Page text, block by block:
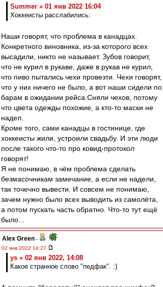
Summer » 01 янв 2022 16:04
Хоккеисты расслабились:
Наши говорят, что проблема в канадцах.
Конкретного виновника, из-за которого всех
высадили, никто не называет. Зубов говорит,
что не курил в рукаве, даже в рукав не курил,
что пиво пытались чехи провезти. Чехи говорят,
что у них ничего не было, а вот наши сидели по
барам в ожидании рейса.Сняли чехов, потому
что цвета одежды похожие, а кто-то маски не
надел.
Кроме того, сами канадцы в гостинице, где
хоккеисты жили, устроили свадьбу. И эти люди
после такого что-то про ковид-протокол
говорят!
Я не понимаю, в чём проблема сделать
безмасочникам замечание, а если не надели,
так точечно вывести. И совсем не понимаю,
зачем нужно было всех выводить из самолёта,
а потом пускать часть обратно. Что-то тут ещё
было...
Alex Green -
02 янв 2022 14:27
ys » 02 янв 2022, 14:08
Какое странное слово "педфак". :)